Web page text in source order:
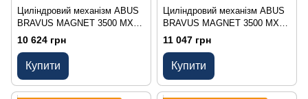
Циліндровий механізм ABUS
BRAVUS MAGNET 3500 MX
50/50 - ключ/тумблер
10 624 грн
Купити
Циліндровий механізм ABUS
BRAVUS MAGNET 3500 MX
50/60 - ключ/тумблер
11 047 грн
Купити